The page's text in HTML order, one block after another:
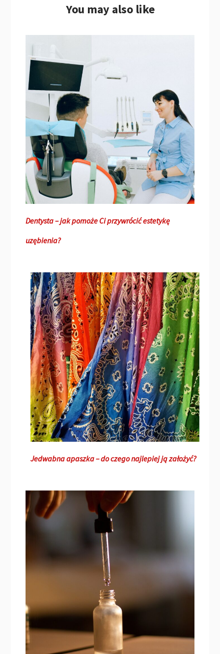
You may also like
Dentysta – jak pomoże Ci przywrócić estetykę
uzębienia?
Jedwabna apaszka – do czego najlepiej ją założyć?